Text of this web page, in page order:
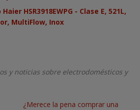
HSR3918EWPG - Clase E, 521L,
MultiFlow, Inox
y noticias sobre electrodomésticos y
¿Merece la pena comprar una